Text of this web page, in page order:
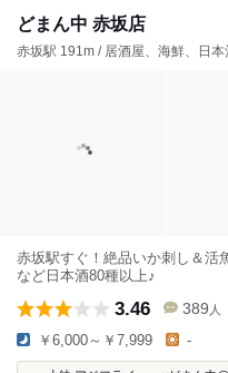
どまん中 赤坂店
赤坂駅 191m / 居酒屋、海鮮、日本
赤坂駅すぐ！絶品いか刺し＆
など日本酒80種以上♪
3.46 389 人
￥6,000～￥7,999 -